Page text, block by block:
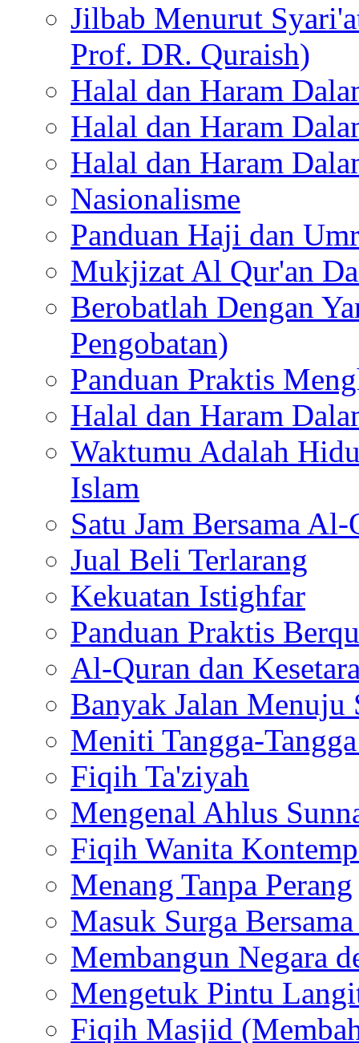
Jilbab Menurut
Prof. DR. Quraish)
Halal dan Haram
Halal dan Haram
Halal dan Haram
Nasionalisme
Panduan Haji dan
Mukjizat Al Qur'an
Berobatlah Dengan
Pengobatan)
Panduan Praktis
Halal dan Haram
Waktumu Adalah
Islam
Satu Jam Bersama Al-
Jual Beli Terlarang
Kekuatan Istighfar
Panduan Praktis
Al-Quran dan
Banyak Jalan Menuju
Meniti Tangga-
Fiqih Ta'ziyah
Mengenal Ahlus
Fiqih Wanita
Menang Tanpa Perang
Masuk Surga
Membangun Negara
Mengetuk Pintu
Fiqih Masjid